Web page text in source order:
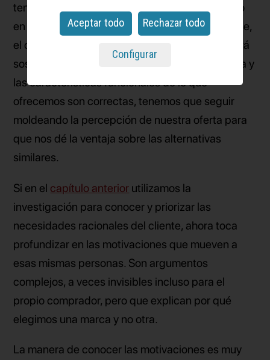
tendríamos opciones de ser comprados. Incluso
en el caso de que la compra llegase a producirse,
el cliente no volverá a repetir y el negocio no será
sostenible. En cambio, si la calidad es adecuada y
las características funcionales de lo que
ofrecemos son correctas, tenemos que seguir
moldeando la percepción de nuestra oferta para
que nos dé la ventaja sobre las alternativas
similares.
Si en el capítulo anterior utilizamos la
investigación para conocer y priorizar las
necesidades racionales del cliente, ahora toca
profundizar en las motivaciones que mueven a
esas mismas personas. Son argumentos
complejos, a veces invisibles incluso para el
propio comprador, pero que explican por qué
elegimos una marca y no otra.
La manera de conocer las motivaciones es muy
Aceptar todo Rechazar todo
Configurar